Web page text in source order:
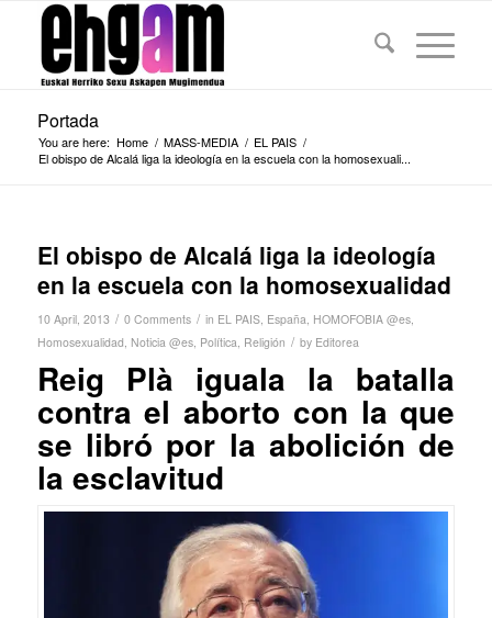
Portada
You are here: Home / MASS-MEDIA / EL PAIS /
El obispo de Alcalá liga la ideología en la escuela con la homosexuali...
El obispo de Alcalá liga la ideología
en la escuela con la homosexualidad
10 April, 2013 / 0 Comments / in EL PAIS, España, HOMOFOBIA @es,
Homosexualidad, Noticia @es, Política, Religión / by Editorea
Reig Plà iguala la batalla
contra el aborto con la que
se libró por la abolición de
la esclavitud